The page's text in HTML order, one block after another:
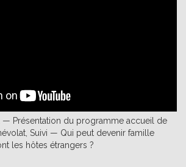
— Présentation du programme accueil de
Suivi — Qui peut devenir famille
les hôtes étrangers ?